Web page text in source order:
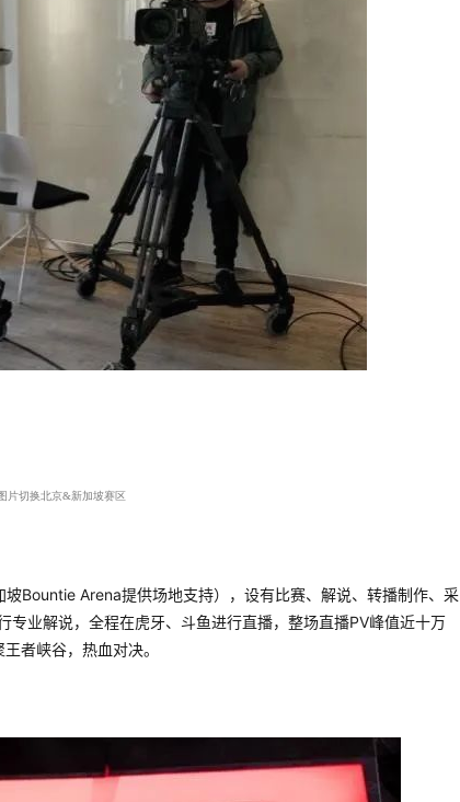
片切换北京&新加坡赛区
Bountie Arena提供场地支持），设有比赛、解说、转播制作、采
业解说，全程在虎牙、斗鱼进行直播，整场直播PV峰值近十万
者峡谷，热血对决。